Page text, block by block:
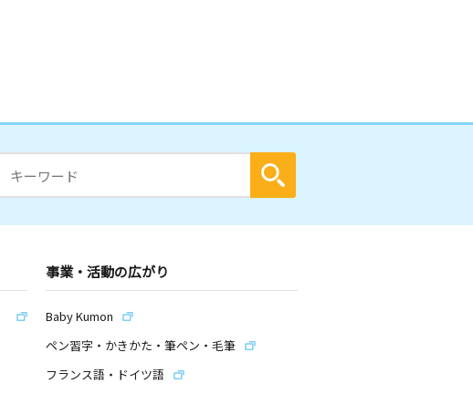
事業・活動の広がり
Baby Kumon
ペン習字・かきかた・筆ペン・毛筆
フランス語・ドイツ語